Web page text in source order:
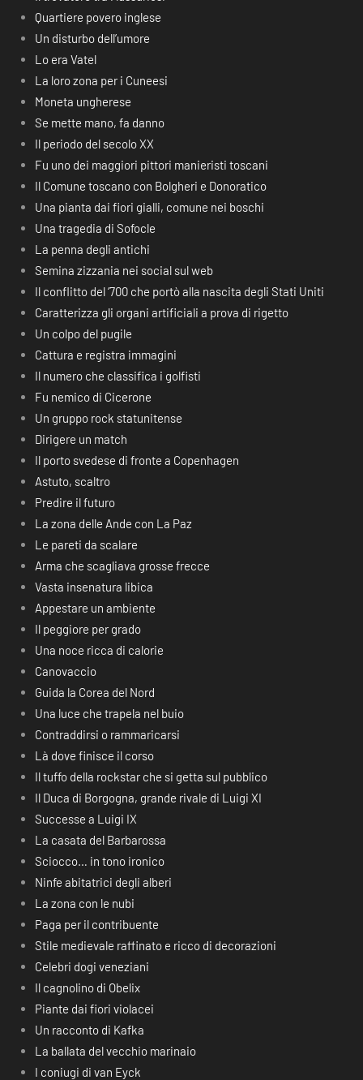
Quartiere povero inglese
Un disturbo dell’umore
Lo era Vatel
La loro zona per i Cuneesi
Moneta ungherese
Se mette mano, fa danno
Il periodo del secolo XX
Fu uno dei maggiori pittori manieristi toscani
Il Comune toscano con Bolgheri e Donoratico
Una pianta dai fiori gialli, comune nei boschi
Una tragedia di Sofocle
La penna degli antichi
Semina zizzania nei social sul web
Il conflitto del ‘700 che portò alla nascita degli Stati Uniti
Caratterizza gli organi artificiali a prova di rigetto
Un colpo del pugile
Cattura e registra immagini
Il numero che classifica i golfisti
Fu nemico di Cicerone
Un gruppo rock statunitense
Dirigere un match
Il porto svedese di fronte a Copenhagen
Astuto, scaltro
Predire il futuro
La zona delle Ande con La Paz
Le pareti da scalare
Arma che scagliava grosse frecce
Vasta insenatura libica
Appestare un ambiente
Il peggiore per grado
Una noce ricca di calorie
Canovaccio
Guida la Corea del Nord
Una luce che trapela nel buio
Contraddirsi o rammaricarsi
Là dove finisce il corso
Il tuffo della rockstar che si getta sul pubblico
Il Duca di Borgogna, grande rivale di Luigi XI
Successe a Luigi IX
La casata del Barbarossa
Sciocco… in tono ironico
Ninfe abitatrici degli alberi
La zona con le nubi
Paga per il contribuente
Stile medievale raffinato e ricco di decorazioni
Celebri dogi veneziani
Il cagnolino di Obelix
Piante dai fiori violacei
Un racconto di Kafka
La ballata del vecchio marinaio
I coniugi di van Eyck